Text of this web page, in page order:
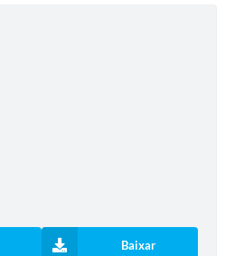
Baixar